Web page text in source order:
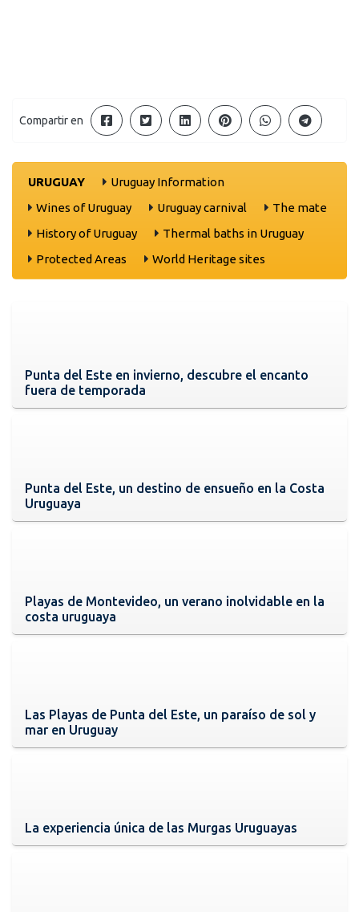
Compartir en
URUGUAY
Uruguay Information
Wines of Uruguay
Uruguay carnival
The mate
History of Uruguay
Thermal baths in Uruguay
Protected Areas
World Heritage sites
Punta del Este en invierno, descubre el encanto
fuera de temporada
Punta del Este, un destino de ensueño en la Costa
Uruguaya
Playas de Montevideo, un verano inolvidable en la
costa uruguaya
Las Playas de Punta del Este, un paraíso de sol y
mar en Uruguay
La experiencia única de las Murgas Uruguayas